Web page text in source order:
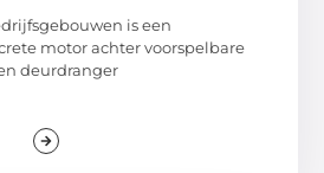
is een
motor achter voorspelbare
deurdranger